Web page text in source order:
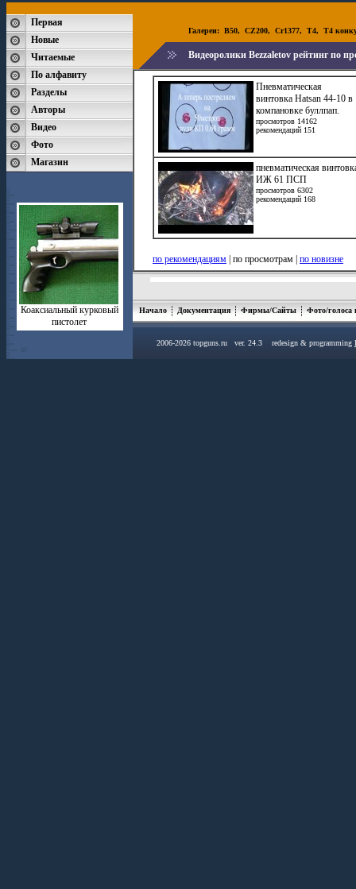
Первая
Новые
Читаемые
По алфавиту
Разделы
Авторы
Видео
Фото
Магазин
Коаксиальный курковый
пистолет
Галереи: B50, CZ200, Cr1377, T4, T4
Видеоролики Bezzaletov рейтинг по
Пневматическая
винтовка Hatsan 44-10 в
компановке буллпап.
просмотров 14162
рекомендаций 151
пневматическая
ИЖ 61 ПСП
просмотров 6302
рекомендаций 168
по рекомендациям | по просмотрам | по новизне
Начало Документация Фирмы/Сайты Фото/голоса
2006-2026 topguns.ru ver. 24.3 redesign & programming